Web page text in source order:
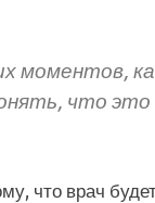
что
что врач